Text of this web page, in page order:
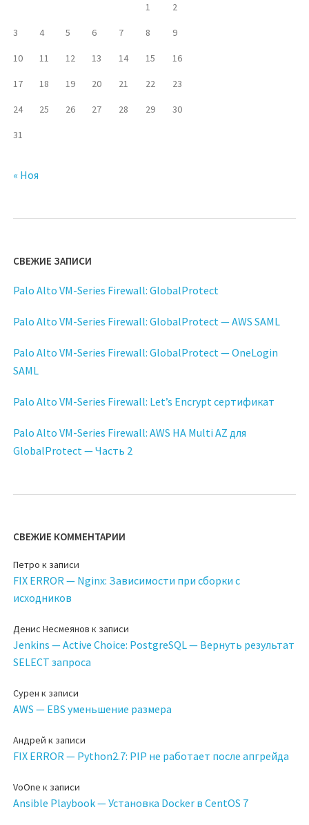
1 2
3 4 5 6 7 8 9
10 11 12 13 14 15 16
17 18 19 20 21 22 23
24 25 26 27 28 29 30
31
« Ноя
СВЕЖИЕ ЗАПИСИ
Palo Alto VM-Series Firewall: GlobalProtect
Palo Alto VM-Series Firewall: GlobalProtect — AWS SAML
Palo Alto VM-Series Firewall: GlobalProtect — OneLogin
SAML
Palo Alto VM-Series Firewall: Let’s Encrypt сертификат
Palo Alto VM-Series Firewall: AWS HA Multi AZ для
GlobalProtect — Часть 2
СВЕЖИЕ КОММЕНТАРИИ
Петро к записи
FIX ERROR — Nginx: Зависимости при сборки с
исходников
Денис Несмеянов к записи
Jenkins — Active Choice: PostgreSQL — Вернуть результат
SELECT запроса
Сурен к записи
AWS — EBS уменьшение размера
Андрей к записи
FIX ERROR — Python2.7: PIP не работает после апгрейда
VoOne к записи
Ansible Playbook — Установка Docker в CentOS 7